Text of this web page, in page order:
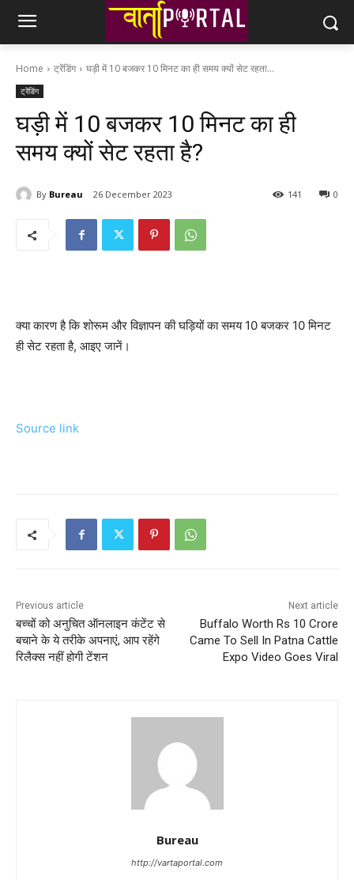
Home ट्रेंडिंग घड़ी में 10 बजकर 10 मिनट का ही समय क्यों सेट रहता...
ट्रेंडिंग
घड़ी में 10 बजकर 10 मिनट का ही
समय क्यों सेट रहता है?
By Bureau 26 December 2023 0
141
क्या कारण है कि शोरूम और विज्ञापन की घड़ियों का समय 10 बजकर 10 मिनट
ही सेट रहता है, आइए जानें।
Source link
Previous article
बच्चों को अनुचित ऑनलाइन कंटेंट से
बचाने के ये तरीके अपनाएं, आप रहेंगे
रिलैक्स नहीं होगी टेंशन
Next article
Buffalo Worth Rs 10 Crore
Came To Sell In Patna Cattle
Expo Video Goes Viral
Bureau
http://vartaportal.com